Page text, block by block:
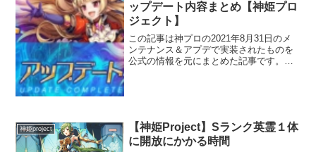
ップデート内容まとめ【神姫プロ
ジェクト】
この記事は神プロの2021年8月31日のメ
ンテナンス＆アプデで実装されたものを
公式の情報を元にまとめた記事です。ざ
神姫project
【神姫Project】Sランク英霊１体
に開放にかかる時間